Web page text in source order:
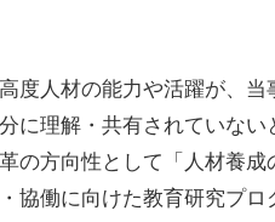
度人材の能力や活躍が、当
に理解・共有されていな
の方向性として「人材養
協働に向けた教育研究プ